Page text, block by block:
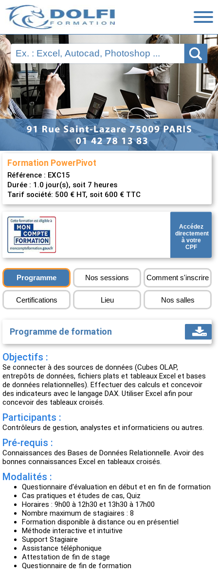
Nos Formations
Ressources
Financement
Évaluations
Nous contacter
Formation PowerPivot
Référence : EXC15
Durée : 1.0 jour(s), soit 7 heures
Tarif société: 500 € HT, soit 600 € TTC
Accédez
directement
à votre
CPF
Programme Nos sessions Comment s'inscrire
Certifications Lieu Nos salles
Programme de formation
Objectifs :
Se connecter à des sources de données (Cubes OLAP,
entrepôts de données, fichiers plats et tableaux Excel et bases
de données relationnelles). Effectuer des calculs et concevoir
des indicateurs avec le langage DAX. Utiliser Excel afin pour
concevoir des tableaux croisés.
Participants :
Contrôleurs de gestion, analystes et informaticiens ou autres.
Pré-requis :
Connaissances des Bases de Données Relationnelle. Avoir des
bonnes connaissances Excel en tableaux croisés.
Modalités :
Questionnaire d'évaluation en début et en fin de formation
Cas pratiques et études de cas, Quiz
Horaires : 9h00 à 12h30 et 13h30 à 17h00
Nombre maximum de stagiaires : 8
Formation disponible à distance ou en présentiel
Méthode interactive et intuitive
Support Stagiaire
Assistance téléphonique
Attestation de fin de stage
Questionnaire de fin de formation